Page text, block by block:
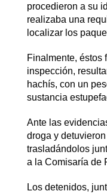
procedieron a su
realizaba una
localizar los
Finalmente, éstos
inspección,
hachís, con un
sustancia
Ante las
droga y
trasladándolos
a la Comisaría de
Los detenidos,